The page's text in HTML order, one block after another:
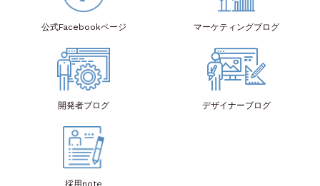
公式Facebookページ マーケティングブログ
開発者ブログ デザイナーブログ
採用note